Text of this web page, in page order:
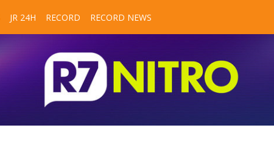
JR 24H RECORD RECORD NEWS